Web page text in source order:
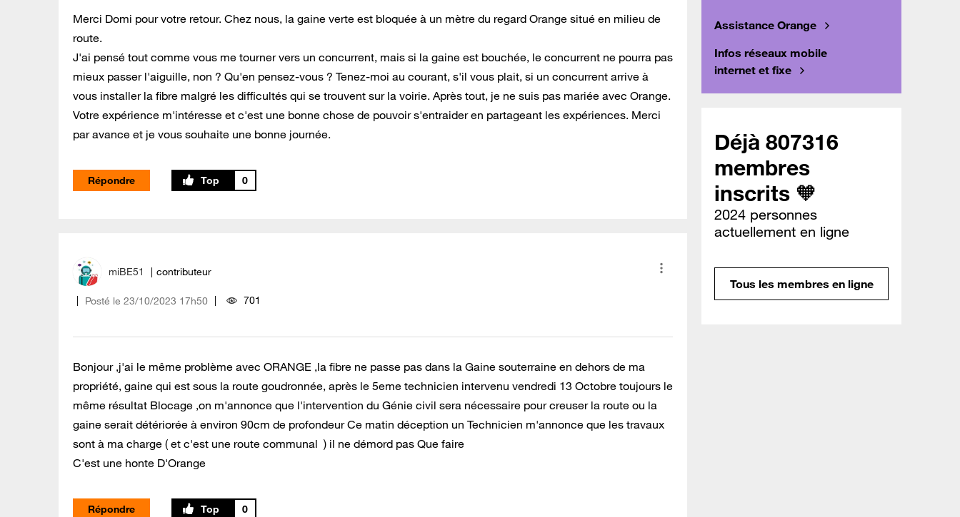
Merci Domi pour votre retour. Chez nous, la gaine verte est bloquée à un mètre du regard Orange situé en milieu de
route.
J'ai pensé tout comme vous me tourner vers un concurrent, mais si la gaine est bouchée, le concurrent ne pourra pas
mieux passer l'aiguille, non ? Qu'en pensez-vous ? Tenez-moi au courant, s'il vous plait, si un concurrent arrive à
vous installer la fibre malgré les difficultés qui se trouvent sur la voirie. Après tout, je ne suis pas mariée avec Orange.
Votre expérience m'intéresse et c'est une bonne chose de pouvoir s'entraider en partageant les expériences. Merci
par avance et je vous souhaite une bonne journée.
Répondre 0
miBE51 contributeur
Posté le ‎23/10/2023 17h50 701
Bonjour ,j'ai le même problème avec ORANGE ,la fibre ne passe pas dans la Gaine souterraine en dehors de ma
propriété, gaine qui est sous la route goudronnée, après le 5eme technicien intervenu vendredi 13 Octobre toujours le
même résultat Blocage ,on m'annonce que l'intervention du Génie civil sera nécessaire pour creuser la route ou la
gaine serait détériorée à environ 90cm de profondeur Ce matin déception un Technicien m'annonce que les travaux
sont à ma charge ( et c'est une route communal ) il ne démord pas Que faire
C'est une honte D'Orange
Répondre 0
Assistance Orange
Infos réseaux mobile
internet et fixe
Déjà 807316
membres
inscrits 🧡
2024 personnes
actuellement en ligne
Tous les membres en ligne